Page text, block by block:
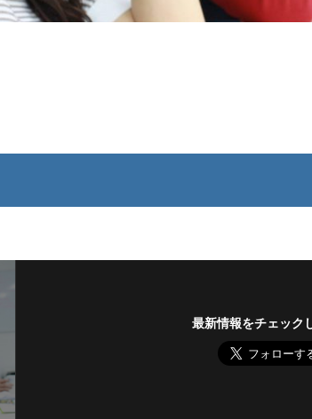
最新情報をチェック